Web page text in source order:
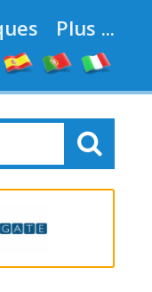
Plus ...